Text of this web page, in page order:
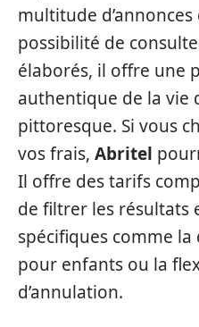
multitude
possibilité de
élaborés, il offre une
authentique de la vie
pittoresque. Si vous
vos frais, Abritel
Il offre des tarifs
de filtrer les résultats
spécifiques comme
pour enfants ou la
d’annulation.